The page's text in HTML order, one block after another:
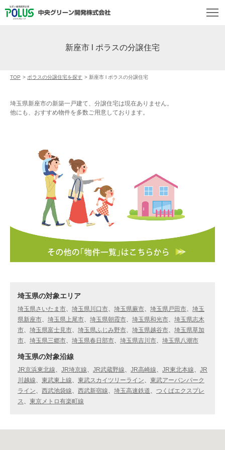
新座市 l ポラスの分譲住宅
TOP > ポラスの分譲住宅を探す > 新座市 l ポラスの分譲住宅
埼玉県新座市の新築一戸建て、分譲住宅は現在ありません。
他にも、おすすめ物件を多数ご用意しております。
埼玉県の対象エリア
埼玉県さいたま市、 埼玉県川口市、 埼玉県蕨市、 埼玉県戸田市、 埼玉
県新座市、 埼玉県上尾市、 埼玉県朝霞市、 埼玉県和光市、 埼玉県志木
市、 埼玉県富士見市、 埼玉県ふじみ野市、 埼玉県越谷市、 埼玉県草加
市、 埼玉県三郷市、 埼玉県春日部市、 埼玉県吉川市、 埼玉県八潮市
埼玉県の対象沿線
JR京浜東北線、 JR埼京線、 JR武蔵野線、 JR高崎線、 JR東北本線、 JR
川越線、 東武東上線、 東武スカイツリーライン、 東武アーバンパーク
ライン、 西武池袋線、 西武新宿線、 埼玉高速鉄道、 つくばエクスプレ
ス、 東京メトロ有楽町線